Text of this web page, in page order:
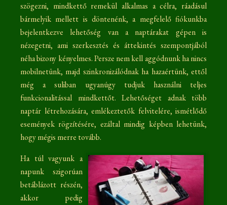
szögezni, mindkettő remekül alkalmas a célra, ráadásul
bármelyik mellett is döntenénk, a megfelelő fiókunkba
bejelentkezve lehetőség van a naptárakat gépen is
nézegetni, ami szerkesztés és áttekintés szempontjából
néha bizony kényelmes. Persze nem kell aggódnunk ha nincs
mobilnetünk, majd szinkronizálódnak ha hazaértünk, ettől
még a suliban ugyanúgy tudjuk használni teljes
funkcionalitással mindkettőt. Lehetőséget adnak több
naptár létrehozására, emlékeztetők felvitelére, ismétlődő
események rögzítésére, ezáltal mindig képben lehetünk,
hogy mégis merre tovább.
Ha túl vagyunk a
napunk szigorúan
betáblázott részén,
akkor pedig